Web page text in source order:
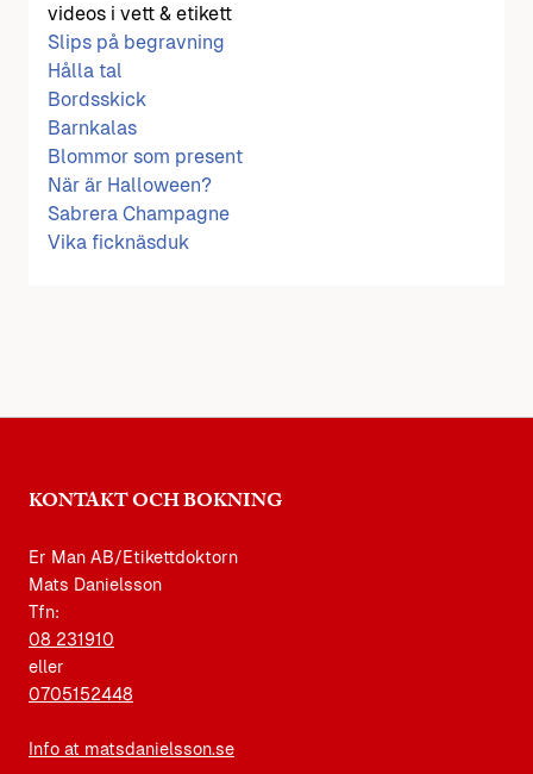
videos i vett & etikett
Slips på begravning
Hålla tal
Bordsskick
Barnkalas
Blommor som present
När är Halloween?
Sabrera Champagne
Vika ficknäsduk
KONTAKT OCH BOKNING
Er Man AB/Etikettdoktorn
Mats Danielsson
Tfn:
08 231910
eller
0705152448
Info at matsdanielsson.se